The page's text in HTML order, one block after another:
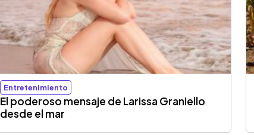
Entretenimiento
El poderoso mensaje de Larissa Graniello
desde el mar